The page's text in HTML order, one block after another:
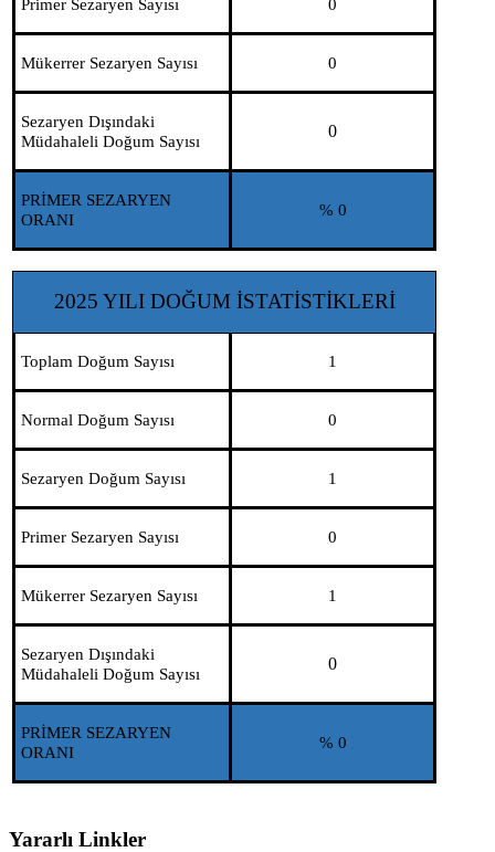
Primer Sezaryen Sayısı 0
Mükerrer Sezaryen Sayısı 0
Sezaryen Dışındaki
Müdahaleli Doğum Sayısı
0
PRİMER SEZARYEN
ORANI
% 0
2025 YILI DOĞUM İSTATİSTİKLERİ
Toplam Doğum Sayısı 1
Normal Doğum Sayısı 0
Sezaryen Doğum Sayısı 1
Primer Sezaryen Sayısı 0
Mükerrer Sezaryen Sayısı 1
Sezaryen Dışındaki
Müdahaleli Doğum Sayısı
0
PRİMER SEZARYEN
ORANI
% 0
Yararlı Linkler